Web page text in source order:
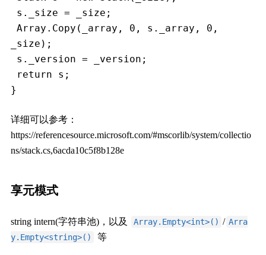
s._size = _size;
_size);
s._version = _version;
return s;
}
详细可以参考：
https://referencesource.microsoft.com/#mscorlib/system/collectio
ns/stack.cs,6acda10c5f8b128e
享元模式
string intern(字符串池)，以及 Array.Empty<int>() / Arra
y.Empty<string>()
等